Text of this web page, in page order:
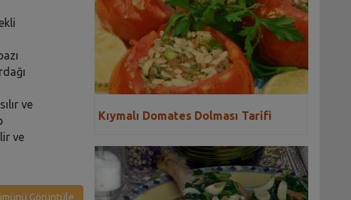
ve
ve
Görüntüle
Kıymalı Domates Dolması Tarifi